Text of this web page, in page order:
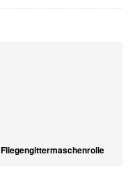
Fliegengittermaschenrolle